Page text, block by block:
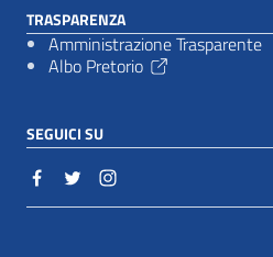
TRASPARENZA
Amministrazione Trasparente
Albo Pretorio
SEGUICI SU